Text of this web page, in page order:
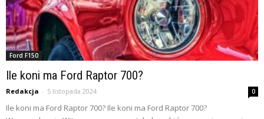
Ford F150
Ile koni ma Ford Raptor 700?
Redakcja - 5 listopada 2024 0
Ile koni ma Ford Raptor 700? Ile koni ma Ford Raptor 700?